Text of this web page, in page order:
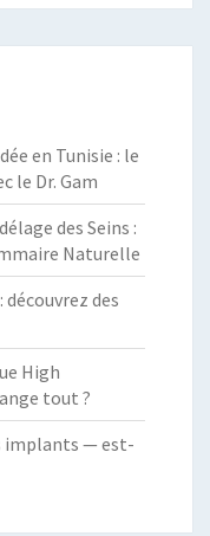
en Tunisie : le
le Dr. Gam
des Seins :
Naturelle
des
High
tout ?
implants — est-